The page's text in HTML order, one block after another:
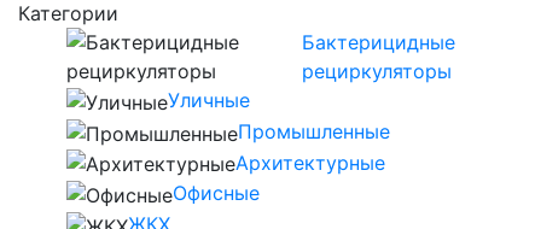
Категории
Бактерицидные
рециркуляторы
Уличные
Промышленные
Архитектурные
Офисные
ЖКХ